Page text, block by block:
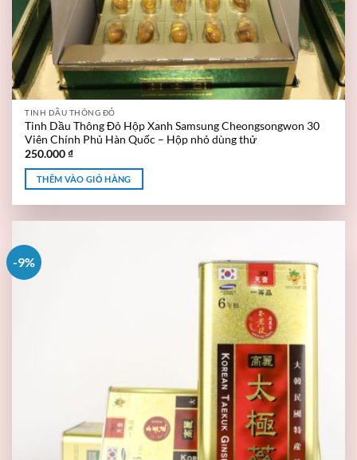
TINH DẦU THÔNG ĐỎ
Tinh Dầu Thông Đỏ Hộp Xanh Samsung Cheongsongwon 30
Viên Chính Phủ Hàn Quốc – Hộp nhỏ dùng thử
250.000₫
THÊM VÀO GIỎ HÀNG
-9%